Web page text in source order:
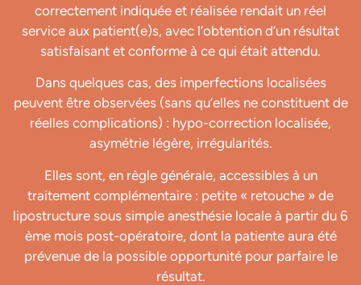
correctement indiquée et réalisée rendait un réel
service aux patient(e)s, avec l’obtention d’un résultat
satisfaisant et conforme à ce qui était attendu.
Dans quelques cas, des imperfections localisées
peuvent être observées (sans qu’elles ne constituent de
réelles complications) : hypo-correction localisée,
asymétrie légère, irrégularités.
Elles sont, en règle générale, accessibles à un
traitement complémentaire : petite « retouche » de
lipostructure sous simple anesthésie locale à partir du 6
ème mois post-opératoire, dont la patiente aura été
prévenue de la possible opportunité pour parfaire le
résultat.